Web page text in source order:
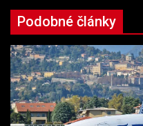
Podobné články